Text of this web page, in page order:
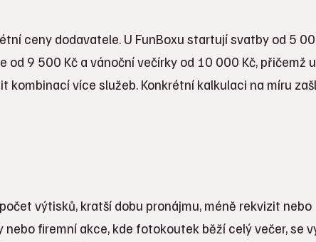
ceny dodavatele. U FunBoxu startují svatby od 5
od 9 500 Kč a vánoční večírky od 10 000 Kč, přičemž u
více služeb. Konkrétní kalkulaci na míru
výtisků, kratší dobu pronájmu, méně rekvizit nebo
firemní akce, kde fotokoutek běží celý večer, se